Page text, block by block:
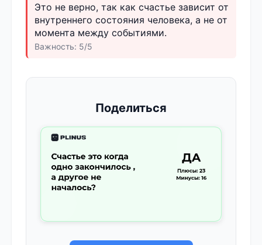
Это не верно, так как счастье зависит от
внутреннего состояния человека, а не от
момента между событиями.
Важность: 5/5
Поделиться